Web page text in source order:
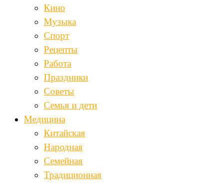
Кино
Музыка
Спорт
Рецепты
Работа
Праздники
Советы
Семья и дети
Медицина
Китайская
Народная
Семейная
Традиционная